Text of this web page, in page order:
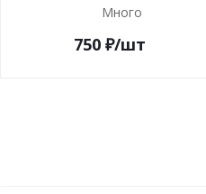
Много
750 ₽/шт